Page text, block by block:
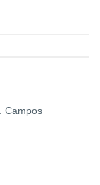
Campos